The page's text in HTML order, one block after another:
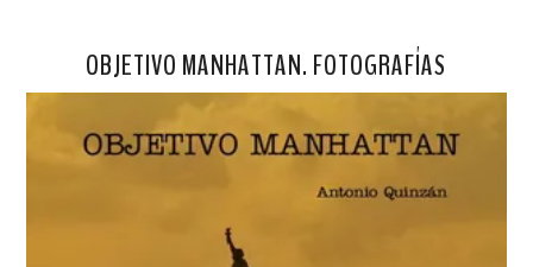
OBJETIVO MANHATTAN. FOTOGRAFÍAS